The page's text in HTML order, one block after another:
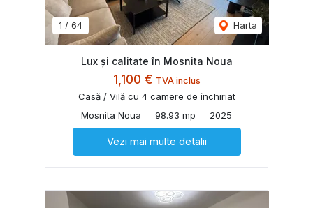
1 / 64 Harta
Lux și calitate în Mosnita Noua
1,100 € TVA inclus
Casă / Vilă cu 4 camere de închiriat
Mosnita Noua
98.93 mp 2025
Vezi mai multe detalii